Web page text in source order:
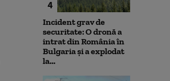
ore
4
Incident grav de
securitate: O dronă a
intrat din România în
Bulgaria şi a explodat
la...